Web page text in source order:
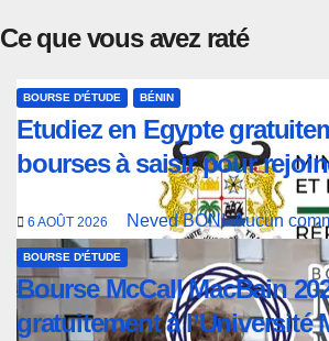
Ce que vous avez raté
BOURSE D'ÉTUDE BÉNIN
Etudiez en Egypte
bourses à saisir pour
6 AOÛT 2026 Neved BONIAucun
BOURSE D'ÉTUDE
Bourse McCall MacBain
gratuitement à l’Université